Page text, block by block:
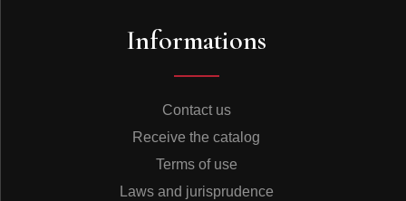
Informations
Contact us
Receive the catalog
Terms of use
Laws and jurisprudence